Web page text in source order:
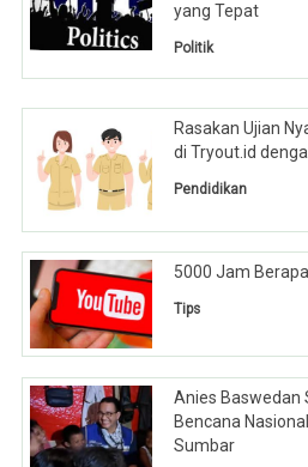
yang Tepat
Politik
Rasakan Ujian
di Tryout.id
Pendidikan
5000 Jam
Tips
Anies Baswedan
Bencana
Sumbar